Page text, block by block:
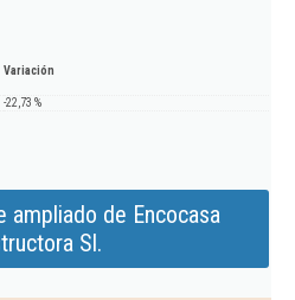
Variación
-22,73 %
ampliado de Encocasa
Sl.